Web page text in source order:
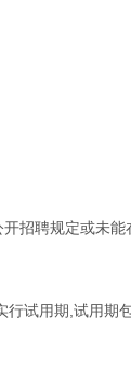
招聘规定或未
试用期,试用